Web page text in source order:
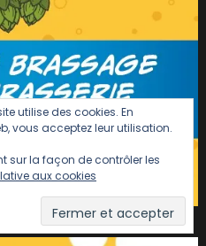
utilise des cookies. En
vous acceptez leur utilisation.
sur la façon de contrôler les
aux cookies